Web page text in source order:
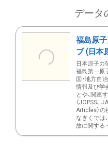
データ
福島原
ブ (日本
日本原子力
福島第一原
国・地方自
情報及び学
とや、関連
（JOPSS、
Articles）の
なぎくでは
故に関する